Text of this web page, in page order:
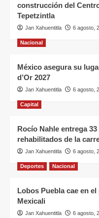
construcción del
Tepetzintla
Jan Xahuentitla 6 agosto,
Nacional
México asegura su
d’Or 2027
Jan Xahuentitla 6 agosto,
Capital
Rocío Nahle entrega
rehabilitados de la
Jan Xahuentitla 6 agosto,
Deportes Nacional
Lobos Puebla cae en
Mexicali
Jan Xahuentitla 6 agosto,